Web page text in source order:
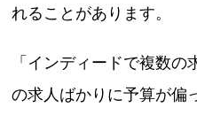
れることがあります。
「インディードで複数
の求人ばかりに予算が偏